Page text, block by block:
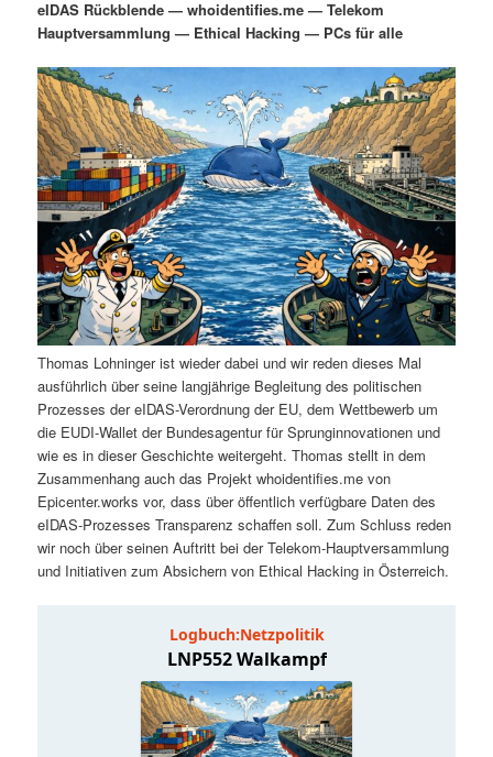
m
ä
r
e
n
I
n
h
a
l
t
s
u
n
d
ä
r
e
n
I
n
h
a
s
n
a
v
i
g
a
t
i
o
n
eIDAS Rückblende — whoidentifies.me — Telekom
Hauptversammlung — Ethical Hacking — PCs für alle
Thomas Lohninger ist wieder dabei und wir reden dieses Mal
ausführlich über seine langjährige Begleitung des politischen
Prozesses der eIDAS-Verordnung der EU, dem Wettbewerb um
die EUDI-Wallet der Bundesagentur für Sprunginnovationen und
wie es in dieser Geschichte weitergeht. Thomas stellt in dem
Zusammenhang auch das Projekt whoidentifies.me von
Epicenter.works vor, dass über öffentlich verfügbare Daten des
eIDAS-Prozesses Transparenz schaffen soll. Zum Schluss reden
wir noch über seinen Auftritt bei der Telekom-Hauptversammlung
und Initiativen zum Absichern von Ethical Hacking in Österreich.